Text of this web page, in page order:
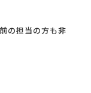
の担当の方も非